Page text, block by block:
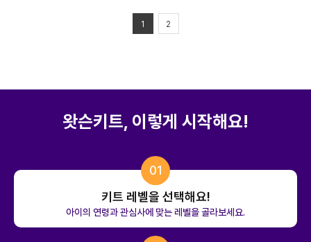
1 2
왓슨키트, 이렇게 시작해요!
01
키트 레벨을 선택해요!
아이의 연령과 관심사에 맞는 레벨을 골라보세요.